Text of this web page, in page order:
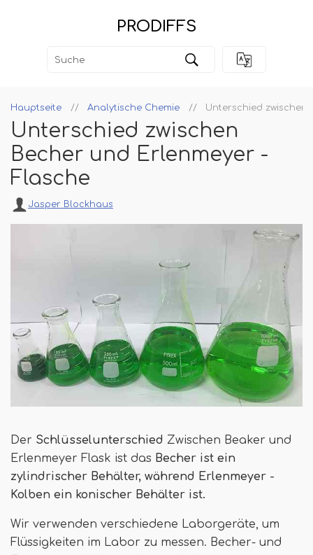
PRODIFFS
Hauptseite Analytische Chemie Unterschied zwischen
Unterschied zwischen
Becher und Erlenmeyer -
Flasche
Jasper Blockhaus
Der Schlüsselunterschied Zwischen Beaker und
Erlenmeyer Flask ist das Becher ist ein
zylindrischer Behälter, während Erlenmeyer -
Kolben ein konischer Behälter ist.
Wir verwenden verschiedene Laborgeräte, um
Flüssigkeiten im Labor zu messen. Becher- und